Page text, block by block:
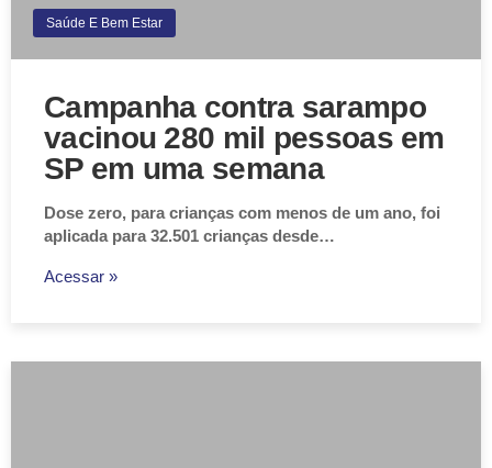
Saúde E Bem Estar
Campanha contra sarampo
vacinou 280 mil pessoas em
SP em uma semana
Dose zero, para crianças com menos de um ano, foi
aplicada para 32.501 crianças desde…
Acessar »